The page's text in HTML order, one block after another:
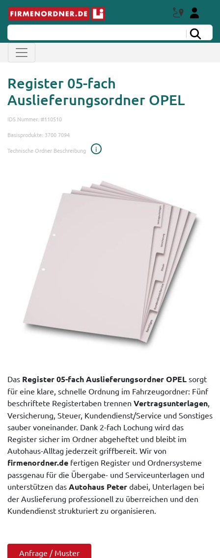
Register 05-fach
Auslieferungsordner OPEL
IDS Nummer: #110510
Basisprodukte: 3700 7094
Technische Ordner Beschreibung
i
Das Register 05-fach Auslieferungsordner OPEL sorgt
für eine klare, schnelle Ordnung im Fahrzeugordner: Fünf
beschriftete Registertaben trennen Vertragsunterlagen
Versicherung, Steuer, Kundendienst/Service und Sonstiges
sauber voneinander. Dank 2-fach Lochung wird das
Register sicher im Ordner abgeheftet und bleibt im
Autohaus-Alltag jederzeit griffbereit. Wir von
firmenordner.de fertigen Register und Ordnersysteme
passgenau für die Übergabe- und Serviceunterlagen und
unterstützen das Autohaus Peter dabei, Unterlagen bei
der Auslieferung professionell zu überreichen und den
Kundendienst strukturiert zu organisieren.
Anfrage / Muster